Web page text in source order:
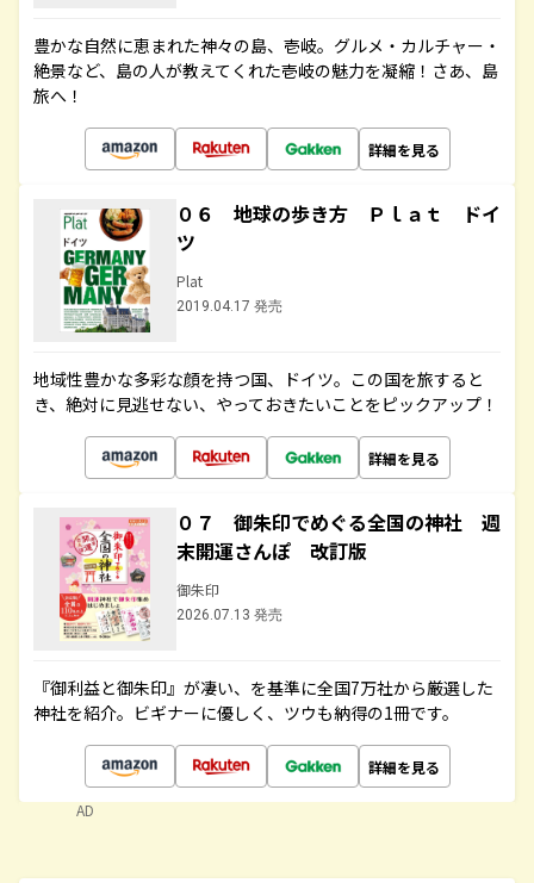
豊かな自然に恵まれた神々の島、壱岐。グルメ・カルチャー・
絶景など、島の人が教えてくれた壱岐の魅力を凝縮！さあ、島
旅へ！
詳細を見る
０６ 地球の歩き方 Ｐｌａｔ ドイ
ツ
Plat
2019.04.17 発売
地域性豊かな多彩な顔を持つ国、ドイツ。この国を旅すると
き、絶対に見逃せない、やっておきたいことをピックアップ！
詳細を見る
０７ 御朱印でめぐる全国の神社 週
末開運さんぽ 改訂版
御朱印
2026.07.13 発売
『御利益と御朱印』が凄い、を基準に全国7万社から厳選した
神社を紹介。ビギナーに優しく、ツウも納得の1冊です。
詳細を見る
AD